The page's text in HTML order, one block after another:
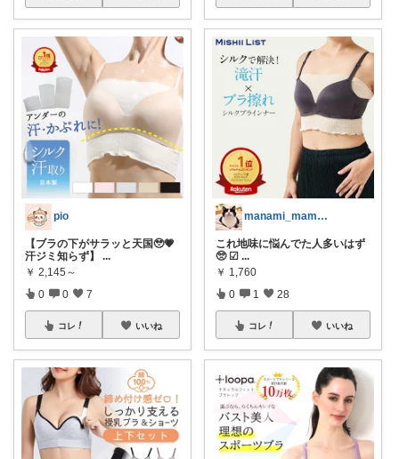
pio
【ブラの下がサラッと天国🥹💗
汗ジミ知らず】
...
￥ 2,145～
0 0 7
コレ いいね
manami_mama_room
これ地味に悩んでた人多いはず
🥺 ☑︎ ...
￥ 1,760
0 1 28
コレ いいね